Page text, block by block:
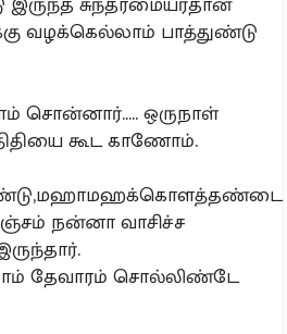
வழக்கெல்லாம் பாத்துண்டு
சொன்னார்..... ஒருநாள்
கூட காணோம்.
நன்னா வாசிச்ச
தேவாரம் சொல்லிண்டே